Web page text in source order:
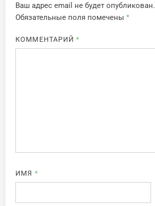
Ваш адрес email не будет опубликован.
Обязательные поля помечены*
КОММЕНТАРИЙ*
ИМЯ *